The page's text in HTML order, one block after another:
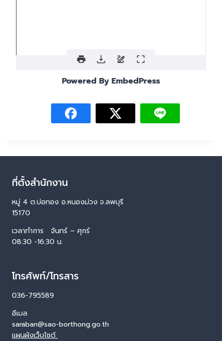
Powered By EmbedPress
ที่ตั้งสำนักงาน
หมู่ 4 ต.บ่อทอง อ.หนองม่วง จ.ลพบุรี
15170
เวลาทำการ จันทร์ – ศุกร์
08:30 -16:30 น.
โทรศัพท์/โทรสาร
036-795589
อีเมล
saraban@sao-borthong.go.th
แผนผังเว็บไซต์